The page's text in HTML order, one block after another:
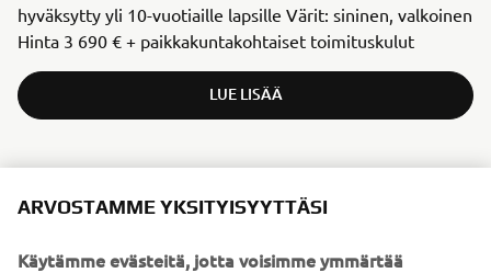
hyväksytty yli 10-vuotiaille lapsille Värit: sininen, valkoinen
Hinta 3 690 € + paikkakuntakohtaiset toimituskulut
LUE LISÄÄ
ARVOSTAMME YKSITYISYYTTÄSI
Käytämme evästeitä, jotta voisimme ymmärtää